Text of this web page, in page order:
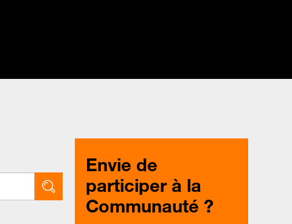
Envie de
participer à la
Communauté ?